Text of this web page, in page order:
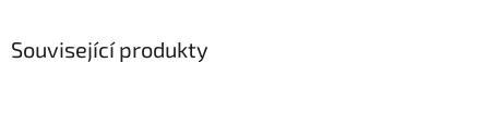
Související produkty